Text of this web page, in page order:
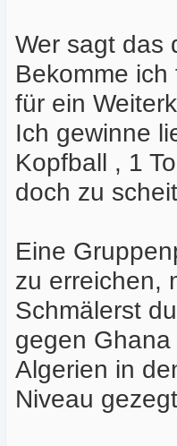
Wer sagt das
Bekomme
für ein
Ich gewinne
Kopfball , 1
doch zu
Eine
zu erreichen,
Schmälerst
gegen
Algerien in
Niveau